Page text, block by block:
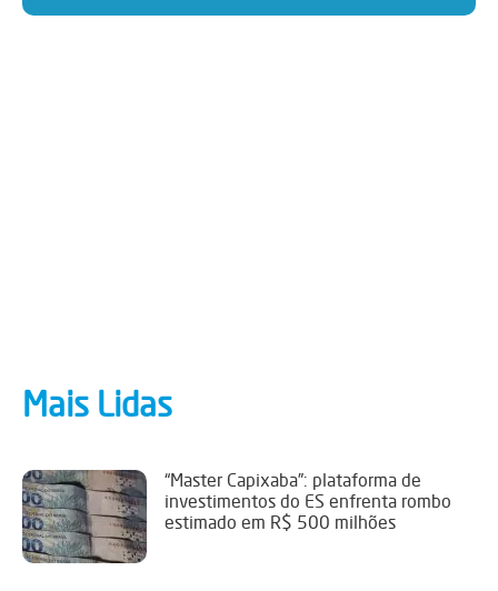
Mais Lidas
“Master Capixaba”: plataforma de
investimentos do ES enfrenta rombo
estimado em R$ 500 milhões